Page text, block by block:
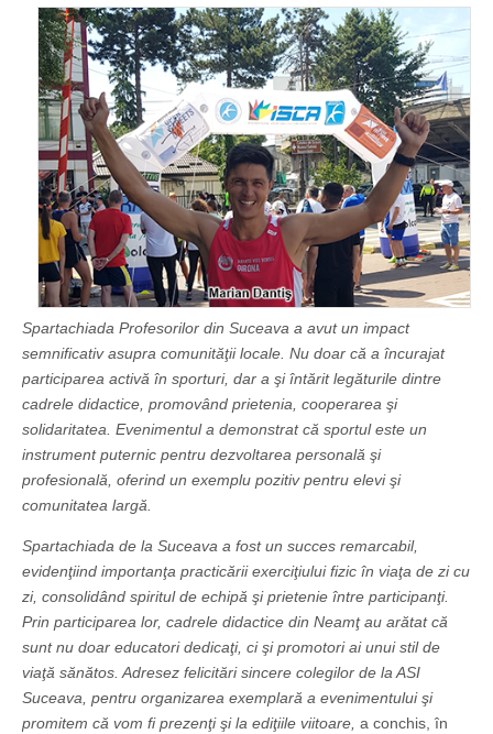
Spartachiada Profesorilor din Suceava a avut un impact
semnificativ asupra comunităţii locale. Nu doar că a încurajat
participarea activă în sporturi, dar a şi întărit legăturile dintre
cadrele didactice, promovând prietenia, cooperarea şi
solidaritatea. Evenimentul a demonstrat că sportul este un
instrument puternic pentru dezvoltarea personală şi
profesională, oferind un exemplu pozitiv pentru elevi şi
comunitatea largă.
Spartachiada de la Suceava a fost un succes remarcabil,
evidenţiind importanţa practicării exerciţiului fizic în viaţa de zi cu
zi, consolidând spiritul de echipă şi prietenie între participanţi.
Prin participarea lor, cadrele didactice din Neamţ au arătat că
sunt nu doar educatori dedicaţi, ci şi promotori ai unui stil de
viaţă sănătos. Adresez felicitări sincere colegilor de la ASI
Suceava, pentru organizarea exemplară a evenimentului şi
promitem că vom fi prezenţi şi la ediţiile viitoare, a conchis, în